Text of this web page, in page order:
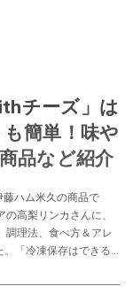
チーズ」は
簡単！味や
品など紹介
ハム米久の商品で
高梨リンカさんに、
調理法、食べ方＆アレ
「冷凍保存はできる